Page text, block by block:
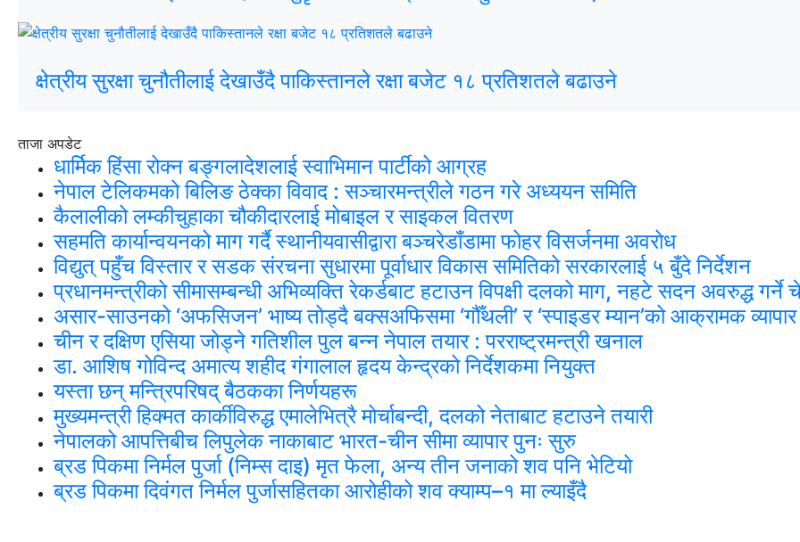
क्षेत्रीय सुरक्षा चुनौतीलाई देखाउँदै पाकिस्तानले रक्षा बजेट १८ प्रतिशतले बढाउने
ताजा अपडेट
धार्मिक हिंसा रोक्न बङ्गलादेशलाई स्वाभिमान पार्टीको आग्रह
नेपाल टेलिकमको बिलिङ ठेक्का विवाद : सञ्चारमन्त्रीले गठन गरे अध्ययन समिति
कैलालीको लम्कीचुहाका चौकीदारलाई मोबाइल र साइकल वितरण
सहमति कार्यान्वयनको माग गर्दै स्थानीयवासीद्वारा बञ्चरेडाँडामा फोहर विसर्जनमा अवरोध
विद्युत् पहुँच विस्तार र सडक संरचना सुधारमा पूर्वाधार विकास समितिको सरकारलाई ५ बुँदे निर्देशन
प्रधानमन्त्रीको सीमासम्बन्धी अभिव्यक्ति रेकर्डबाट हटाउन विपक्षी दलको माग, नहटे सदन अवरुद्ध गर्ने
असार-साउनको ‘अफसिजन’ भाष्य तोड्दै बक्सअफिसमा ‘गौँथली’ र ‘स्पाइडर म्यान’को आक्रामक व्यापार
चीन र दक्षिण एसिया जोड्ने गतिशील पुल बन्न नेपाल तयार : परराष्ट्रमन्त्री खनाल
डा. आशिष गोविन्द अमात्य शहीद गंगालाल हृदय केन्द्रको निर्देशकमा नियुक्त
यस्ता छन् मन्त्रिपरिषद् बैठकका निर्णयहरू
मुख्यमन्त्री हिक्मत कार्कीविरुद्ध एमालेभित्रै मोर्चाबन्दी, दलको नेताबाट हटाउने तयारी
नेपालको आपत्तिबीच लिपुलेक नाकाबाट भारत-चीन सीमा व्यापार पुनः सुरु
ब्रड पिकमा निर्मल पुर्जा (निम्स दाइ) मृत फेला, अन्य तीन जनाको शव पनि भेटियो
ब्रड पिकमा दिवंगत निर्मल पुर्जासहितका आरोहीको शव क्याम्प–१ मा ल्याइँदै